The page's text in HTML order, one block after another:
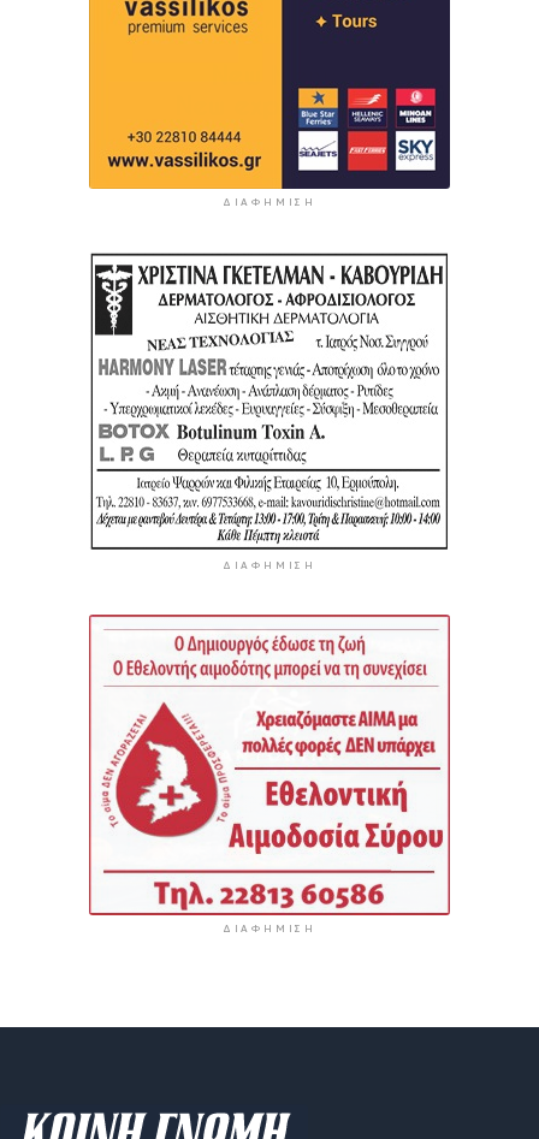
ΔΙΑΦΉΜΙΣΗ
ΔΙΑΦΉΜΙΣΗ
ΔΙΑΦΉΜΙΣΗ